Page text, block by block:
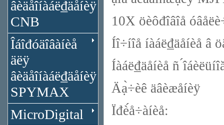
âèäåîíàáë₫äåíèÿ
CNB
Îáîđóäîâàíèå
äëÿ
âèäåîíàáë₫äåíèÿ
SPYMAX
MicroDigital
10X öèôđîâîå
Íî÷íîå íàáë₫äåíèå â
Íàáë₫äåíèå ñ
Äạ̀÷èê äâèæåíèÿ
Ïđè́å÷àíèå: